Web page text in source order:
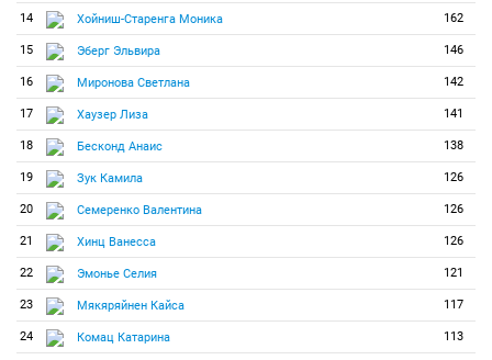
14 Хойниш-Старенга Моника 162
15 Эберг Эльвира 146
16 Миронова Светлана 142
17 Хаузер Лиза 141
18 Бесконд Анаис 138
19 Зук Камила 126
20 Семеренко Валентина 126
21 Хинц Ванесса 126
22 Эмонье Селия 121
23 Мякяряйнен Кайса 117
24 Комац Катарина 113